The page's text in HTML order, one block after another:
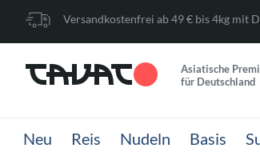
Versandkostenfrei ab 49 € bis 4kg mit
Asiatische
für Deutschland
Neu Reis Nudeln Basis